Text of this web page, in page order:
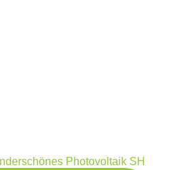
Photovoltaik SH